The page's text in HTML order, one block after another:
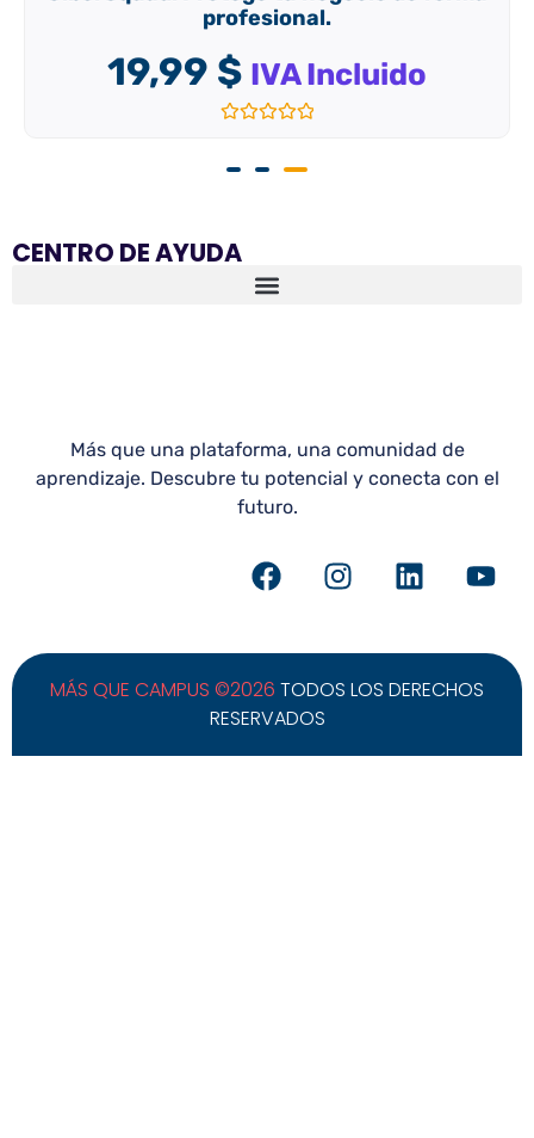
19,99$
Valorado
con
5
aprendizaje. Descubre tu potencial y conecta con el
futuro.
MÁS QUE CAMPUS ©2026TODOS LOS DERECHOS
RESERVADOS